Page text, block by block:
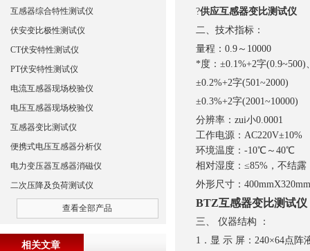
?供应互感器变比测试仪
二、技术指标：
量程：0.9～10000
*度：±0.1%+2字(0.9~500)
±0.2%+2字(501~2000)
±0.3%+2字(2001~10000)
分辨率：zui小0.0001
工作电源：
环境温度：-10℃～40℃
相对湿度：≤85%，不结露
外形尺寸：
BTZ互感器变比测试仪
三、 仪器结构 ：
1．显 示 屏：240×64点
互感器综合特性测试仪
伏安变比极性测试仪
CT伏安特性测试仪
PT伏安特性测试仪
电流互感器现场校验仪
电压互感器现场校验仪
互感器变比测试仪
便携式电压互感器分析仪
电力变压器互感器消磁仪
二次压降及负荷测试仪
查看全部产品
相关文章